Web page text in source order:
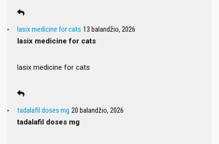
lasix medicine for cats 13 balandžio, 2026
lasix medicine for cats
lasix medicine for cats
tadalafil doses mg 20 balandžio, 2026
tadalafil doses mg